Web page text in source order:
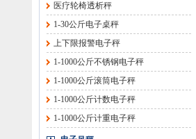
医疗轮椅透析秤
1-30公斤电子桌秤
上下限报警电子秤
1-1000公斤不锈钢电子秤
1-1000公斤滚筒电子秤
1-1000公斤计数电子秤
1-1000公斤计重电子秤